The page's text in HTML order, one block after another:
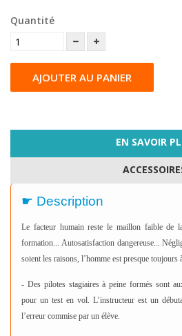
Quantité
AJOUTER AU PANIER
EN SAVOIR
☛ Description
Le facteur humain reste le maillon faible de
formation... Autosatisfaction dangereuse...
soient les raisons, l’homme est presque toujours
- Des pilotes stagiaires à peine formés sont
pour un test en vol. L’instructeur est un
l’erreur commise par un élève.